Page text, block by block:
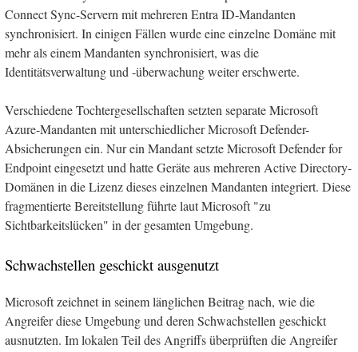
Connect Sync-Servern mit mehreren Entra ID-Mandanten
synchronisiert. In einigen Fällen wurde eine einzelne Domäne mit
mehr als einem Mandanten synchronisiert, was die
Identitätsverwaltung und -überwachung weiter erschwerte.
Verschiedene Tochtergesellschaften setzten separate Microsoft
Azure-Mandanten mit unterschiedlicher Microsoft Defender-
Absicherungen ein. Nur ein Mandant setzte Microsoft Defender for
Endpoint eingesetzt und hatte Geräte aus mehreren Active Directory-
Domänen in die Lizenz dieses einzelnen Mandanten integriert. Diese
fragmentierte Bereitstellung führte laut Microsoft "zu
Sichtbarkeitslücken" in der gesamten Umgebung.
Schwachstellen geschickt ausgenutzt
Microsoft zeichnet in seinem länglichen Beitrag nach, wie die
Angreifer diese Umgebung und deren Schwachstellen geschickt
ausnutzten. Im lokalen Teil des Angriffs überprüften die Angreifer